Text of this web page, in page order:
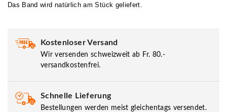
Das Band wird natürlich am Stück geliefert.
Kostenloser Versand
Wir versenden schweizweit ab Fr. 80.-
versandkostenfrei.
Schnelle Lieferung
Bestellungen werden meist gleichentags versendet.